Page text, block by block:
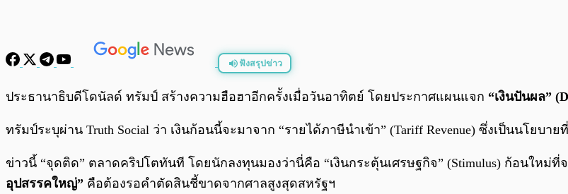
ฟังสรุปข่าว
พร้อมเล่น
ประธานาธิบดีโดนัลด์ ทรัมป์ สร้างความฮือฮาอีกครั้งเมื่อวันอาทิตย์ โดยประกาศแผนแจก “เงินปันผล”
ทรัมป์ระบุผ่าน Truth Social ว่า เงินก้อนนี้จะมาจาก “รายได้ภาษีนำเข้า” (Tariff Revenue) ซึ่งเป็นนโยบา
ข่าวนี้ “จุดติด” ตลาดคริปโตทันที โดยนักลงทุนมองว่านี่คือ “เงินกระตุ้นเศรษฐกิจ” (Stimulus) ก้อนใหม่
อุปสรรคใหญ่” คือต้องรอคำตัดสินชี้ขาดจากศาลสูงสุดสหรัฐฯ